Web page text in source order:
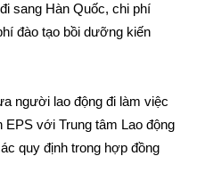
sang Hàn Quốc, chi phí
đào tạo bồi dưỡng kiến
người lao động đi làm việc
với Trung tâm Lao động
quy định trong hợp đồng